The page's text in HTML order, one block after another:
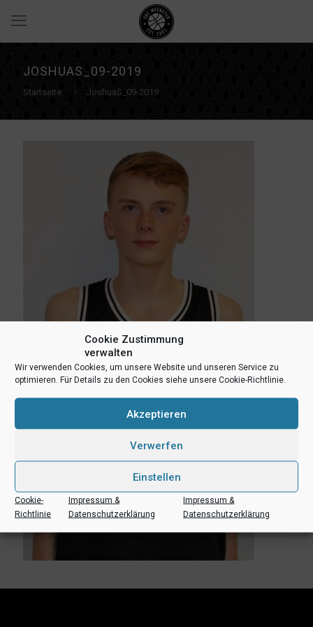
Cookie Zustimmung
verwalten
Wir verwenden Cookies, um unsere Website und unseren Service zu
optimieren. Für Details zu den Cookies siehe unsere Cookie-Richtlinie.
Akzeptieren
Verwerfen
Einstellen
Cookie-
Richtlinie
Impressum &
Datenschutzerklärung
Impressum &
Datenschutzerklärung
JOSHUAS_09-2019
Startseite JoshuaS_09-2019